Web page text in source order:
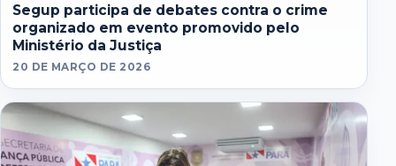
Segup participa de debates contra o crime
organizado em evento promovido pelo
Ministério da Justiça
20 DE MARÇO DE 2026